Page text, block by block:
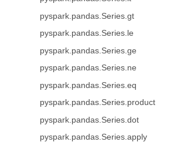
pyspark.pandas.Series.gt
pyspark.pandas.Series.le
pyspark.pandas.Series.ge
pyspark.pandas.Series.ne
pyspark.pandas.Series.eq
pyspark.pandas.Series.product
pyspark.pandas.Series.dot
pyspark.pandas.Series.apply